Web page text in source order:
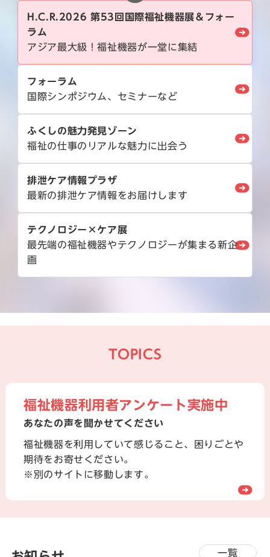
H.C.R.2026 第53回国際福祉機器展＆フォー
ラム
アジア最大級！福祉機器が一堂に集結
フォーラム
国際シンポジウム、セミナーなど
ふくしの魅力発見ゾーン
福祉の仕事のリアルな魅力に出会う
排泄ケア情報プラザ
最新の排泄ケア情報をお届けします
テクノロジー×ケア展
最先端の福祉機器やテクノロジーが集まる新企
画
TOPICS
福祉機器利用者アンケート実施中
あなたの声を聞かせてください
福祉機器を利用していて感じること、困りごとや
期待をお寄せください。
※別のサイトに移動します。
一覧